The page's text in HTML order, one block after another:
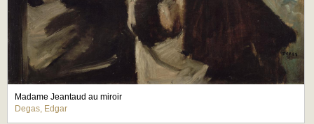
Madame Jeantaud au miroir
Degas, Edgar